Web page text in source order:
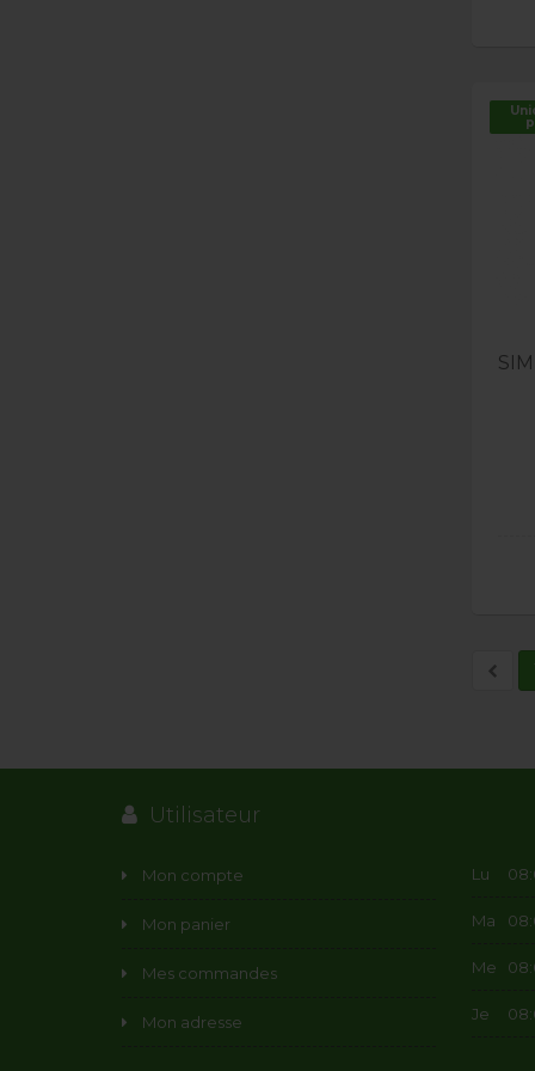
Utilisateur
Mon compte
Mon panier
Mes commandes
Mon adresse
Lu
Ma
Me
Je